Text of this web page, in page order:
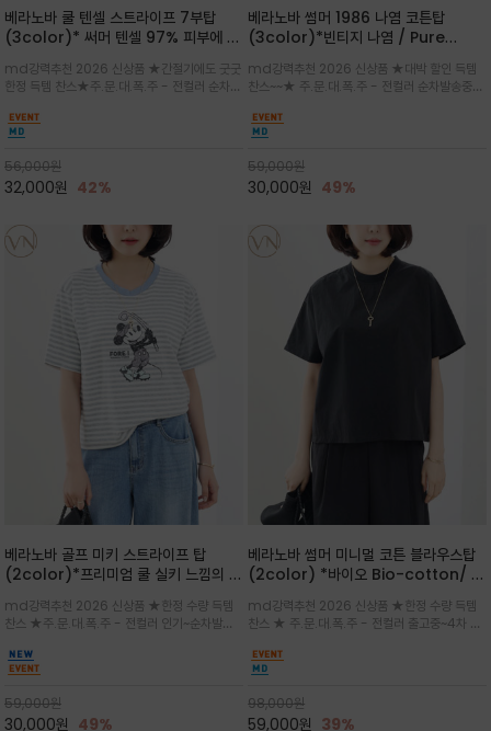
베라노바 쿨 텐셀 스트라이프 7부탑
(3color)* 써머 텐셀 97% 피부에 닿
소재
md강력추천 2026 신상품 ★간절기에도 굿굿
한정 득템 찬스★주.문.대.폭.주 - 전컬러 순차발
있는 드롭숄더와 7부 소매가 더해져 팔 라인을
자연스럽게 커버해주는 아이템/얇고 가벼운 터
치감으로 편안
56,000원
32,000원 42%
베라노바 썸머 1986 나염 코튼탑
(3color)*빈티지 나염 / Pure
어도 룩에 감도가 살아나는 베라노바 스
튜디오 티셔츠
md강력추천 2026 신상품 ★대박 할인 득템
찬스~~★ 주.문.대.폭.주 - 전컬러 순차발송중
유 있는 핏과 경쾌한 기장감이 자연스럽게 체형
을 커버/빈티지한 레터링 프린트가 은근한 포인
트가 되어 데님이나 린넨 팬츠와 감
59,000원
30,000원 49%
베라노바 골프 미키 스트라이프 탑
(2color)*프리미엄 쿨 실키 느낌의 폴
내 ★골프 미키티 포함 구매및 20만원
넘는 구매고객님께는 타이틀리스트 베라
노바 골프공 2피스 3구 증정(소진시 마
감)★
md강력추천 2026 신상품 ★한정 수량 득템
찬스 ★주.문.대.폭.주 - 전컬러 인기~순차발송
이프가 산뜻한 컬러감을 연출/안정감 있는 라운
드 넥라인과 여유있는 스탠다드 핏으로 여름내내
이쁘게 입으세요 ^^
59,000원
30,000원 49%
베라노바 썸머 미니멀 코튼 블라우스탑
(2color) *바이오 Bio-cotton/ 시
럼 편안하지만 블라우스처럼 단정한 무
드가 느껴지는 코튼 블라우스 탑
md강력추천 2026 신상품 ★한정 수량 득템
찬스 ★ 주.문.대.폭.주 - 전컬러 출고중~4차 리
볍게 퍼지는 박시한 실루엣과 크롭 기장이 하체
를 길어 보이게 해주며 와이드 팬츠와 셋업
98,000원
59,000원 39%